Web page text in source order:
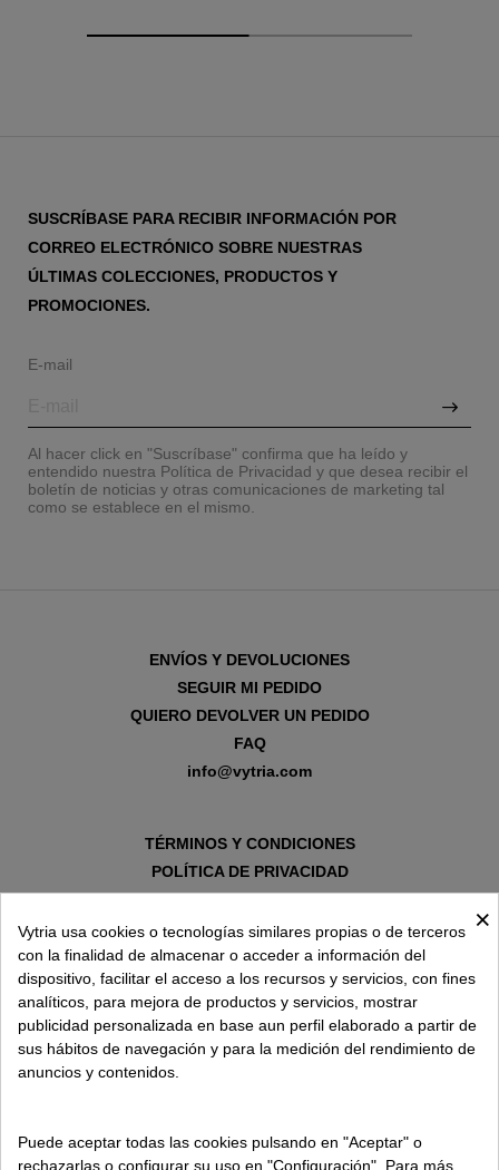
SUSCRÍBASE PARA RECIBIR INFORMACIÓN POR
CORREO ELECTRÓNICO SOBRE NUESTRAS
ÚLTIMAS COLECCIONES, PRODUCTOS Y
PROMOCIONES.
E-mail
Al hacer click en "Suscríbase" confirma que ha leído y
entendido nuestra Política de Privacidad y que desea recibir el
boletín de noticias y otras comunicaciones de marketing tal
como se establece en el mismo.
ENVÍOS Y DEVOLUCIONES
SEGUIR MI PEDIDO
QUIERO DEVOLVER UN PEDIDO
FAQ
info@vytria.com
TÉRMINOS Y CONDICIONES
POLÍTICA DE PRIVACIDAD
AVISO LEGAL
POLÍTICA DE COOKIES
SOBRE VYTRIA
×
Vytria usa cookies o tecnologías similares propias o de terceros
con la finalidad de almacenar o acceder a información del
dispositivo, facilitar el acceso a los recursos y servicios, con fines
analíticos, para mejora de productos y servicios, mostrar
publicidad personalizada en base aun perfil elaborado a partir de
sus hábitos de navegación y para la medición del rendimiento de
anuncios y contenidos.
Puede aceptar todas las cookies pulsando en "Aceptar" o
rechazarlas o configurar su uso en "Configuración". Para más